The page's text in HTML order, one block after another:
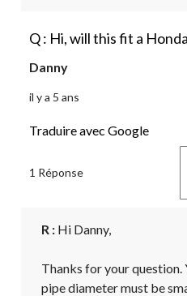
Q : Hi, will this fit a
Danny
il y a 5 ans
Traduire avec Google
1 Réponse
R : Hi Danny,
Thanks for your question.
pipe diameter must be